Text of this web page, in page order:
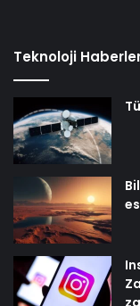
Teknoloji